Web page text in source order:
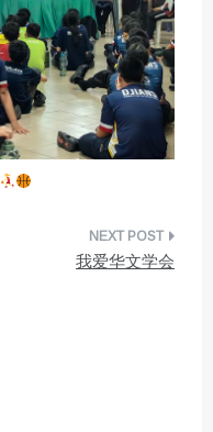
我爱华文学会